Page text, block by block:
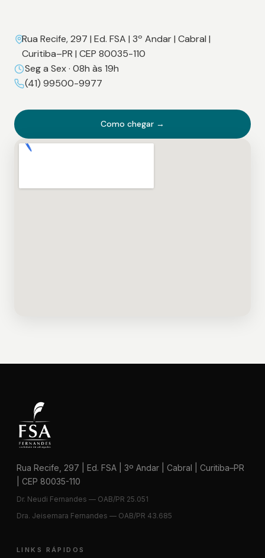
Rua Recife, 297 | Ed. FSA | 3º Andar | Cabral |
Curitiba–PR | CEP 80035-110
Seg a Sex · 08h às 19h
(41) 99500-9977
Como chegar →
Rua Recife, 297 | Ed. FSA | 3º Andar | Cabral | Curitiba–PR
| CEP 80035-110
Dr. Neudi Fernandes — OAB/PR 25.051
Dra. Jeisemara Fernandes — OAB/PR 43.685
LINKS RÁPIDOS